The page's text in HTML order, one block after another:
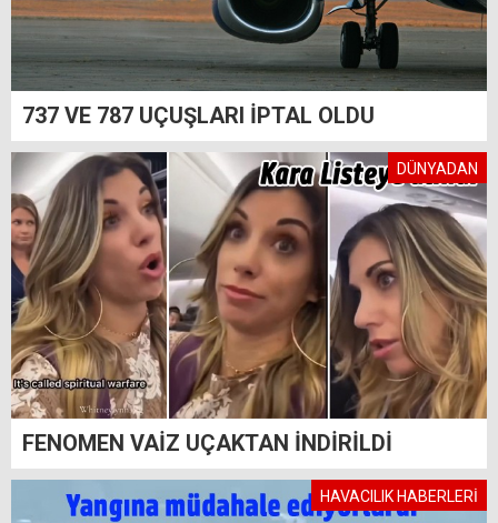
737 VE 787 UÇUŞLARI İPTAL OLDU
DÜNYADAN
FENOMEN VAİZ UÇAKTAN İNDİRİLDİ
HAVACILIK HABERLERİ